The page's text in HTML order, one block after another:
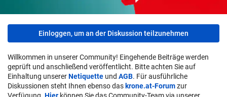
Einloggen, um an der Diskussion teilzunehmen
Willkommen in unserer Community! Eingehende Beiträge werden
geprüft und anschließend veröffentlicht. Bitte achten Sie auf
Einhaltung unsererNetiquette und AGB. Für ausführliche
Diskussionen steht Ihnen ebenso das krone.at-Forumzur